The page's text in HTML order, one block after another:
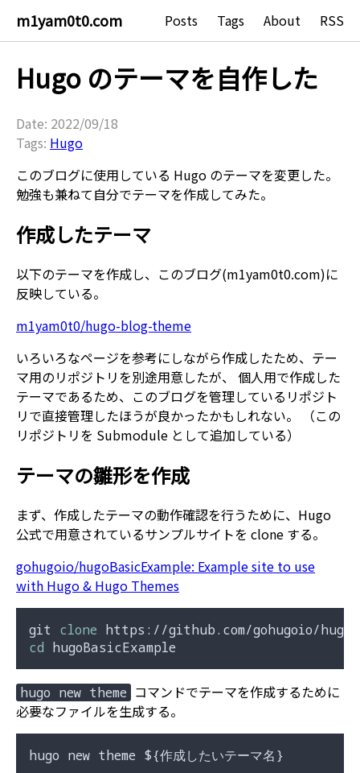
m1yam0t0.com Posts Tags About RSS
Hugo のテーマを自作した
Date: 2022/09/18
Tags: Hugo
このブログに使用している Hugo のテーマを変更した。
勉強も兼ねて自分でテーマを作成してみた。
作成したテーマ
以下のテーマを作成し、このブログ(m1yam0t0.com)に
反映している。
m1yam0t0/hugo-blog-theme
いろいろなページを参考にしながら作成したため、テー
マ用のリポジトリを別途用意したが、 個人用で作成した
テーマであるため、このブログを管理しているリポジト
リで直接管理したほうが良かったかもしれない。 （この
リポジトリを Submodule として追加している）
テーマの雛形を作成
まず、作成したテーマの動作確認を行うために、Hugo
公式で用意されているサンプルサイトを clone する。
gohugoio/hugoBasicExample: Example site to use
with Hugo & Hugo Themes
git clone
cd
hugo new theme コマンドでテーマを作成するために
必要なファイルを生成する。
hugo new theme ${作成したいテーマ名}